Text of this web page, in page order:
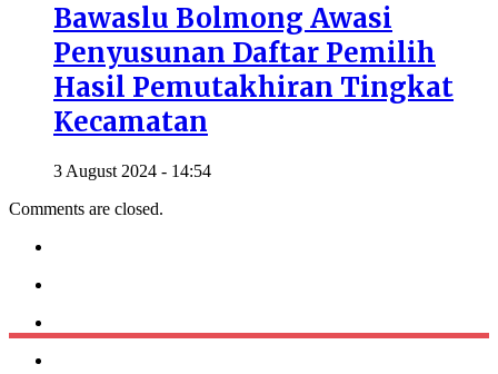
Bawaslu Bolmong Awasi
Penyusunan Daftar Pemilih
Hasil Pemutakhiran Tingkat
Kecamatan
3 August 2024 - 14:54
Comments are closed.